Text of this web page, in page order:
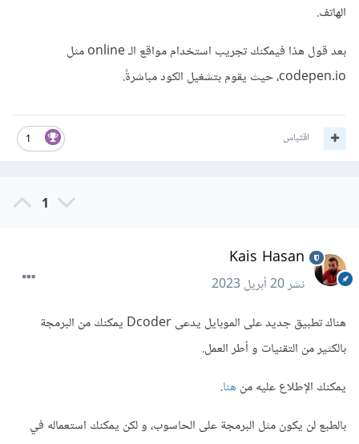
الهاتف.
بعد قول هذا فيمكنك تجريب استخدام مواقع الـ online مثل
codepen.io، حيث يقوم بتشغيل الكود مباشرةً.
1 اقتباس
1
Kais Hasan
نشر20 أبريل 2023
هناك تطبيق جديد على الموبايل يدعى Dcoder يمكنك من البرمجة
بالكثير من التقنيات و أطر العمل.
يمكنك الإطلاع عليه منهنا.
بالطبع لن يكون مثل البرمجة على الحاسوب، و لكن يمكنك استعماله في